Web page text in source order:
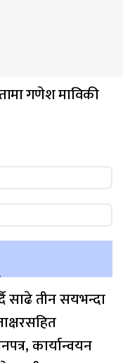
गणेश माविकी
साढे तीन सयभन्दा
कार्यान्वयन